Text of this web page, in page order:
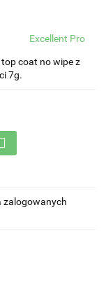
Excellent Pro
top coat no wipe z
7g.
zalogowanych